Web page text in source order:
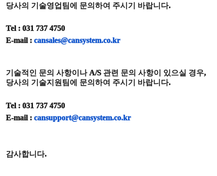
당사의 기술영업팀에 문의하여 주시기 바랍니다.
Tel : 031 737 4750
E-mail : cansales@cansystem.co.kr
기술적인 문의 사항이나A/S 관련 문의 사항이 있으실 경우,
당사의 기술지원팀에 문의하여 주시기 바랍니다.
Tel : 031 737 4750
E-mail : cansupport@cansystem.co.kr
감사합니다.